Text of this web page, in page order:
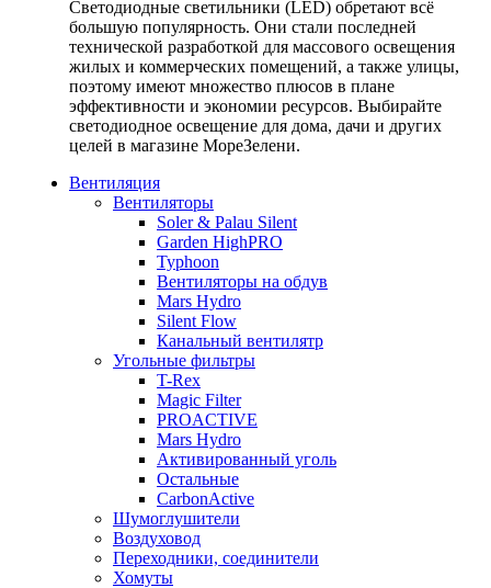
Светодиодные светильники (LED) обретают всё
большую популярность. Они стали последней
технической разработкой для массового освещения
жилых и коммерческих помещений, а также улицы,
поэтому имеют множество плюсов в плане
эффективности и экономии ресурсов. Выбирайте
светодиодное освещение для дома, дачи и других
целей в магазине МореЗелени.
Вентиляция
Вентиляторы
Soler & Palau Silent
Garden HighPRO
Typhoon
Вентиляторы на обдув
Mars Hydro
Silent Flow
Канальный вентилятр
Угольные фильтры
T-Rex
Magic Filter
PROACTIVE
Mars Hydro
Активированный уголь
Остальные
CarbonActive
Шумоглушители
Воздуховод
Переходники, соединители
Хомуты